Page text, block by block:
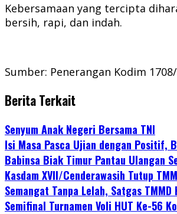
Kebersamaan yang tercipta
bersih, rapi, dan indah.
Sumber: Penerangan Kodim
Berita Terkait
Senyum Anak Negeri Bersama TNI
Isi Masa Pasca Ujian dengan Positif,
Babinsa Biak Timur Pantau Ulangan
Kasdam XVII/Cenderawasih Tutup
Semangat Tanpa Lelah, Satgas
Semifinal Turnamen Voli HUT Ke-56